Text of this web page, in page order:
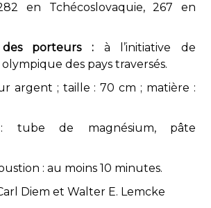
en Tchécoslovaquie, 267 en
des porteurs : à l’initiative de
des pays traversés.
argent ; taille : 70 cm ; matière :
: tube de magnésium, pâte
: au moins 10 minutes.
Diem et Walter E. Lemcke